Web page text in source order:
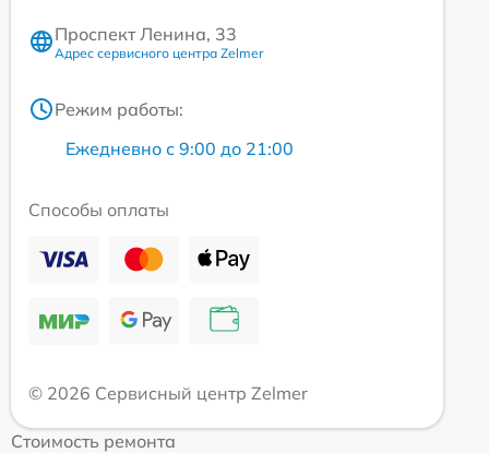
Проспект Ленина, 33
Адрес сервисного центра Zelmer
Режим работы:
Ежедневно с 9:00 до 21:00
Способы оплаты
© 2026 Сервисный центр Zelmer
Стоимость ремонта